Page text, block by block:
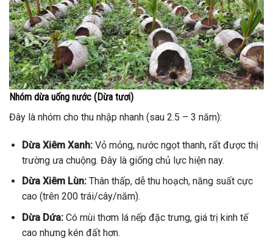
Nhóm dừa uống nước (Dừa tươi)
Đây là nhóm cho thu nhập nhanh (sau 2.5 – 3 năm):
Dừa Xiêm Xanh:Vỏ mỏng, nước ngọt thanh, rất được thị
trường ưa chuộng. Đây là giống chủ lực hiện nay.
Dừa Xiêm Lùn:Thân thấp, dễ thu hoạch, năng suất cực
cao (trên 200 trái/cây/năm).
Dừa Dứa:Có mùi thơm lá nếp đặc trưng, giá trị kinh tế
cao nhưng kén đất hơn.